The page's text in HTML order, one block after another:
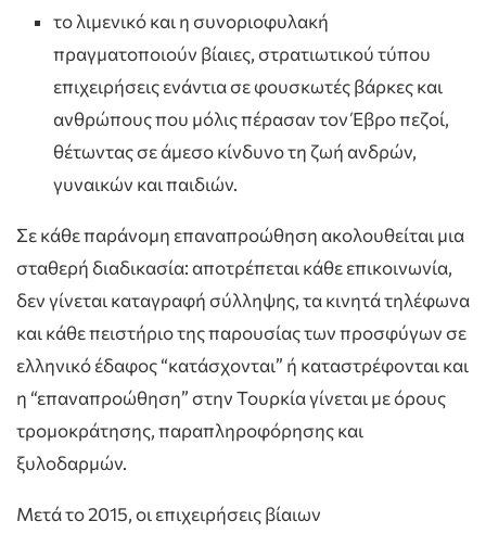
το λιμενικό και η συνοριοφυλακή
πραγματοποιούν βίαιες, στρατιωτικού τύπου
επιχειρήσεις ενάντια σε φουσκωτές βάρκες και
ανθρώπους που μόλις πέρασαν τον Έβρο πεζοί,
θέτωντας σε άμεσο κίνδυνο τη ζωή ανδρών,
γυναικών και παιδιών.
Σε κάθε παράνομη επαναπροώθηση ακολουθείται μια
σταθερή διαδικασία: αποτρέπεται κάθε επικοινωνία,
δεν γίνεται καταγραφή σύλληψης, τα κινητά τηλέφωνα
και κάθε πειστήριο της παρουσίας των προσφύγων σε
ελληνικό έδαφος “κατάσχονται” ή καταστρέφονται και
η “επαναπροώθηση” στην Τουρκία γίνεται με όρους
τρομοκράτησης, παραπληροφόρησης και
ξυλοδαρμών.
Μετά το 2015, οι επιχειρήσεις βίαιων